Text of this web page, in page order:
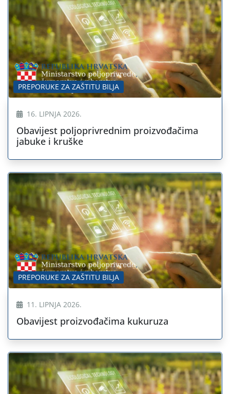
PREPORUKE ZA ZAŠTITU BILJA
16. LIPNJA 2026.
Obavijest poljoprivrednim proizvođačima
jabuke i kruške
PREPORUKE ZA ZAŠTITU BILJA
11. LIPNJA 2026.
Obavijest proizvođačima kukuruza